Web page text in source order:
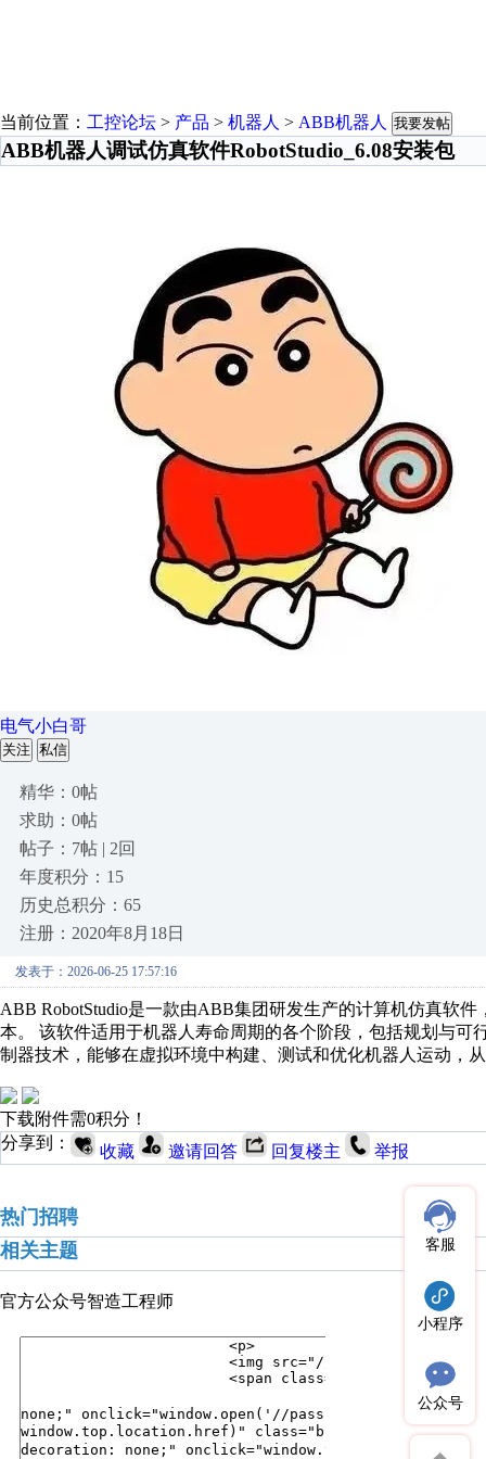
当前位置： 工控论坛 > 产品 > 机器人 > ABB机器人 我要发帖
ABB机器人调试仿真软件RobotStudio_6.08安装包
电气小白哥
关注 私信
精华：0帖
求助：0帖
帖子：7帖 | 2回
年度积分：15
历史总积分：65
注册：2020年8月18日
发表于：2026-06-25 17:57:16
ABB RobotStudio是一款由‌ABB集团研发生产的计算机仿真软
本。‌ 该软件适用于机器人寿命周期的各个阶段，包括规划与可
制器技术，能够在虚拟环境中构建、测试和优化机器人运动，
下载附件需0积分！
分享到：
收藏 邀请回答 回复楼主 举报
热门招聘
相关主题
官方公众号智造工程师
客服
小程序
公众号